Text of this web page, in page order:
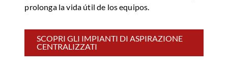
prolonga la vida útil de los equipos.
SCOPRI GLI IMPIANTI DI ASPIRAZIONE
CENTRALIZZATI